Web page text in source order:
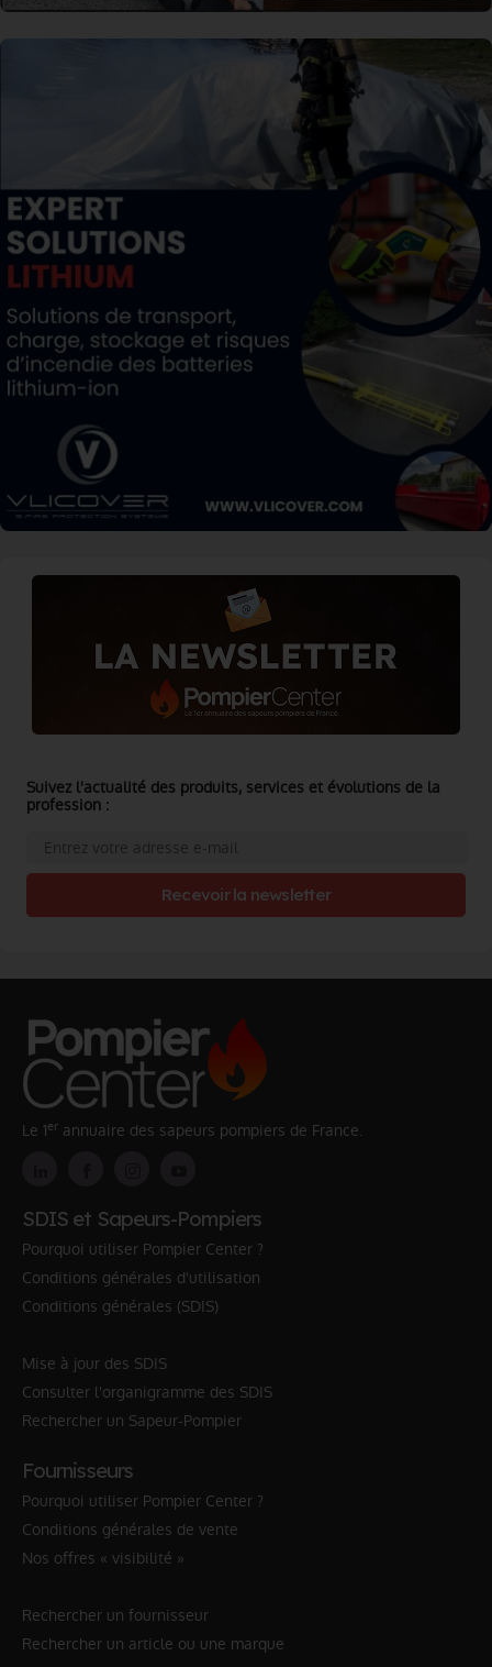
Suivez l'actualité des produits, services et évolutions de la
profession :
Recevoir la newsletter
Le 1er annuaire des sapeurs pompiers de France.
SDIS et Sapeurs-Pompiers
Pourquoi utiliser Pompier Center ?
Conditions générales d'utilisation
Conditions générales (SDIS)
Mise à jour des SDIS
Consulter l'organigramme des SDIS
Rechercher un Sapeur-Pompier
Fournisseurs
Pourquoi utiliser Pompier Center ?
Conditions générales de vente
Nos offres « visibilité »
Rechercher un fournisseur
Rechercher un article ou une marque